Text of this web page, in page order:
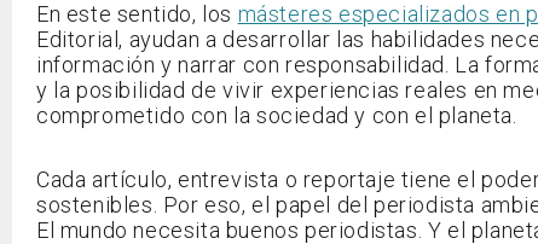
En este sentido, los másteres especializados en
Editorial, ayudan a desarrollar las habilidades
información y narrar con responsabilidad. La
y la posibilidad de vivir experiencias reales en
comprometido con la sociedad y con el planeta.
Cada artículo, entrevista o reportaje tiene el
sostenibles. Por eso, el papel del periodista
El mundo necesita buenos periodistas. Y el